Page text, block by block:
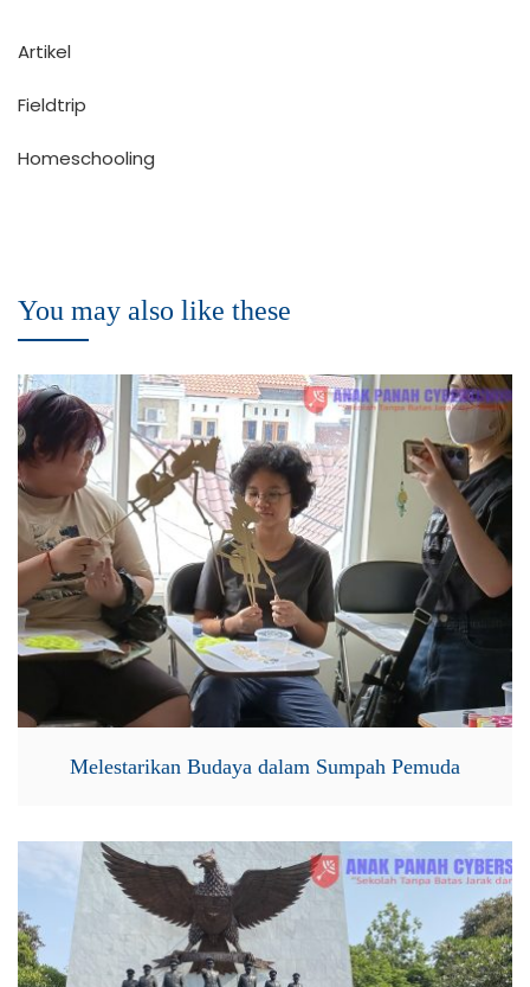
Artikel
Fieldtrip
Homeschooling
You may also like these
Melestarikan Budaya dalam Sumpah Pemuda